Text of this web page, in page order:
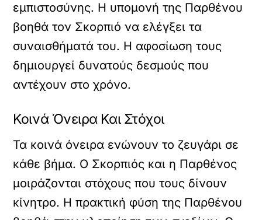
εμπιστοσύνης. Η υπομονή της Παρθένου
βοηθά τον Σκορπιό να ελέγξει τα
συναισθήματά του. Η αφοσίωση τους
δημιουργεί δυνατούς δεσμούς που
αντέχουν στο χρόνο.
Κοινά Όνειρα Και Στόχοι
Τα κοινά όνειρα ενώνουν το ζευγάρι σε
κάθε βήμα. Ο Σκορπιός και η Παρθένος
μοιράζονται στόχους που τους δίνουν
κίνητρο. Η πρακτική φύση της Παρθένου